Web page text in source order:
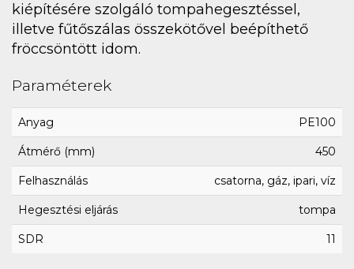
kiépítésére szolgáló tompahegesztéssel,
illetve fűtőszálas összekötővel beépíthető
fröccsöntött idom.
Paraméterek
Anyag PE100
Átmérő (mm) 450
Felhasználás csatorna, gáz, ipari, víz
Hegesztési eljárás tompa
SDR 11